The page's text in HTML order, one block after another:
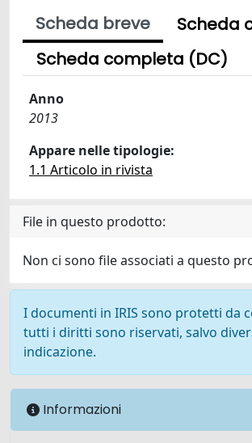
Scheda breve
Scheda
Scheda completa (DC)
Anno
2013
Appare nelle tipologie:
1.1 Articolo in rivista
File in questo prodotto:
Non ci sono file associati a questo
I documenti in IRIS sono protetti da
tutti i diritti sono riservati, salvo
indicazione.
Informazioni